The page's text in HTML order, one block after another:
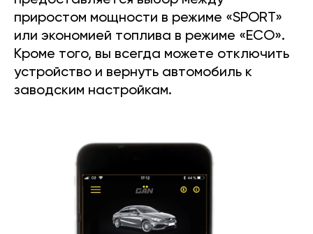
приростом мощности в режиме «SPORT»
или экономией топлива в режиме «ECO».
Кроме того, вы всегда можете отключить
устройство и вернуть автомобиль к
заводским настройкам.